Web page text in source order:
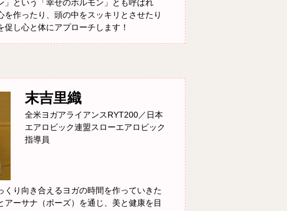
」という「幸せのホルモン」とも呼ばれ
を作ったり、頭の中をスッキリとさせたり
し心と体にアプローチします！
末吉里織
全米ヨガアライアンスRYT200／日本
エアロビック連盟スローエアロビック
指導員
くり向き合えるヨガの時間を作っていきた
アーサナ（ポーズ）を通じ、美と健康を目